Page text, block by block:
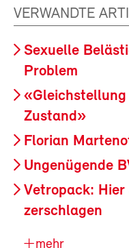
VERWANDTE
Sexuelle
Problem
«Gleichstellung
Zustand»
Florian
Ungenügende
Vetropack:
zerschlagen
mehr